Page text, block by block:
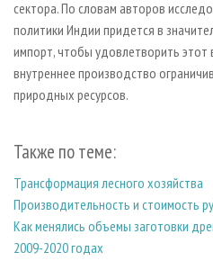
сектора. По словам авторов
политики Индии придется в
импорт, чтобы удовлетворить этот
внутреннее производство
природных ресурсов.
Также по теме:
Трансформация лесного хозяйства
Производительность и стоимость
Как менялись объемы заготовки
2009-2020 годах